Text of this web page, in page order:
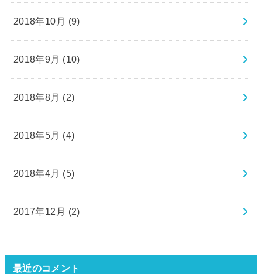
2018年10月 (9)
2018年9月 (10)
2018年8月 (2)
2018年5月 (4)
2018年4月 (5)
2017年12月 (2)
最近のコメント